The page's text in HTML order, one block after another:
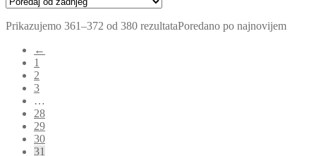
Prikazujemo 361–372 od 380 rezultataPoredano po najnovijem
←
1
2
3
…
28
29
30
31